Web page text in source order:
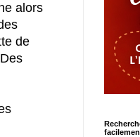
alors
de